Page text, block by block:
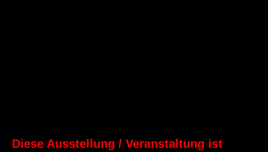
Diese Ausstellung / Veranstaltung ist